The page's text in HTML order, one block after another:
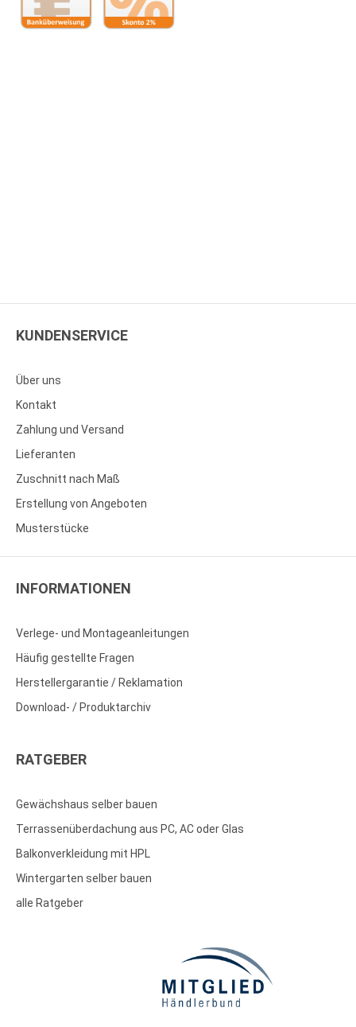
KUNDENSERVICE
Über uns
Kontakt
Zahlung und Versand
Lieferanten
Zuschnitt nach Maß
Erstellung von Angeboten
Musterstücke
INFORMATIONEN
Verlege- und Montageanleitungen
Häufig gestellte Fragen
Herstellergarantie / Reklamation
Download- / Produktarchiv
RATGEBER
Gewächshaus selber bauen
Terrassenüberdachung aus PC, AC oder Glas
Balkonverkleidung mit HPL
Wintergarten selber bauen
alle Ratgeber